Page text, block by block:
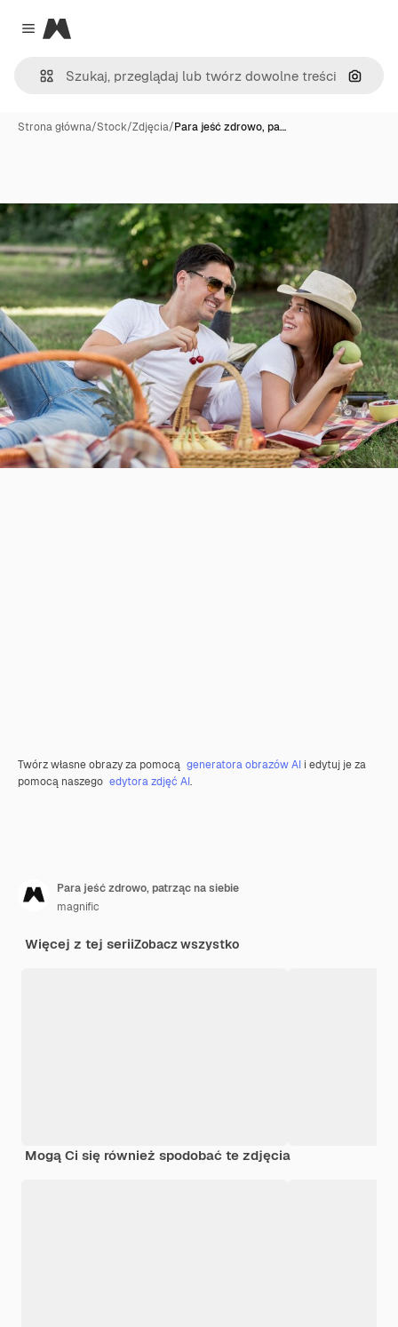
Close menu
Magnific
Szukaj
Strona główna/Stock/Zdjęcia/Para jeść zdrowo, pa…
Twórz własne obrazy za pomocą generatora obrazów AI i edytuj je za
pomocą naszego edytora zdjęć AI.
Para jeść zdrowo, patrząc na siebie
magnific
Więcej z tej seriiZobacz wszystko
Mogą Ci się również spodobać te zdjęcia